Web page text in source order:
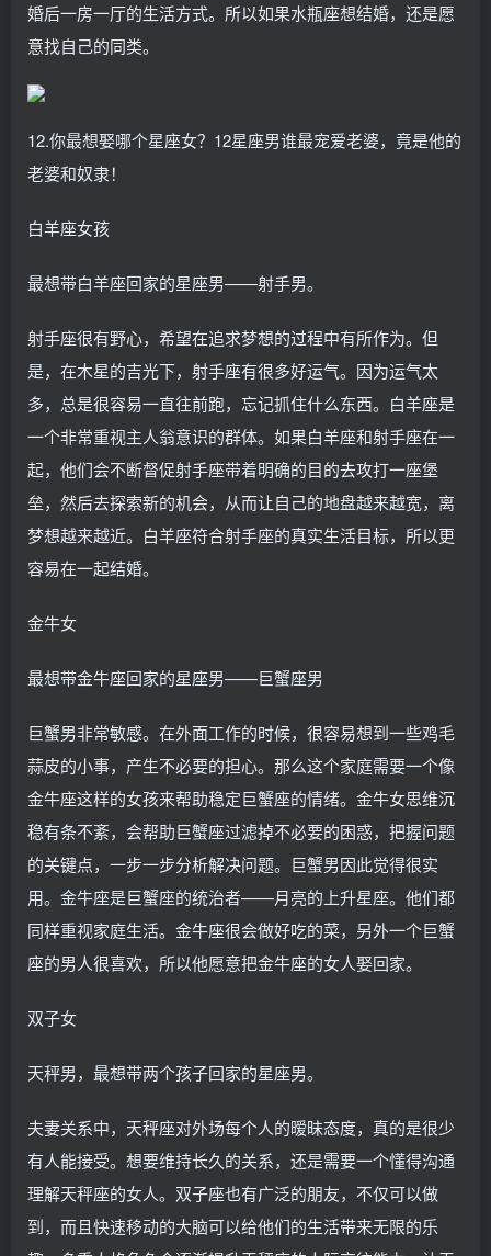
婚后一房一厅的生活方式。所以如果水瓶座想结婚，还是愿
意找自己的同类。
12.你最想娶哪个星座女？12星座男谁最宠爱老婆，竟是他的
老婆和奴隶！
白羊座女孩
最想带白羊座回家的星座男——射手男。
射手座很有野心，希望在追求梦想的过程中有所作为。但
是，在木星的吉光下，射手座有很多好运气。因为运气太
多，总是很容易一直往前跑，忘记抓住什么东西。白羊座是
一个非常重视主人翁意识的群体。如果白羊座和射手座在一
起，他们会不断督促射手座带着明确的目的去攻打一座堡
垒，然后去探索新的机会，从而让自己的地盘越来越宽，离
梦想越来越近。白羊座符合射手座的真实生活目标，所以更
容易在一起结婚。
金牛女
最想带金牛座回家的星座男——巨蟹座男
巨蟹男非常敏感。在外面工作的时候，很容易想到一些鸡毛
蒜皮的小事，产生不必要的担心。那么这个家庭需要一个像
金牛座这样的女孩来帮助稳定巨蟹座的情绪。金牛女思维沉
稳有条不紊，会帮助巨蟹座过滤掉不必要的困惑，把握问题
的关键点，一步一步分析解决问题。巨蟹男因此觉得很实
用。金牛座是巨蟹座的统治者——月亮的上升星座。他们都
同样重视家庭生活。金牛座很会做好吃的菜，另外一个巨蟹
座的男人很喜欢，所以他愿意把金牛座的女人娶回家。
双子女
天秤男，最想带两个孩子回家的星座男。
夫妻关系中，天秤座对外场每个人的暧昧态度，真的是很少
有人能接受。想要维持长久的关系，还是需要一个懂得沟通
理解天秤座的女人。双子座也有广泛的朋友，不仅可以做
到，而且快速移动的大脑可以给他们的生活带来无限的乐